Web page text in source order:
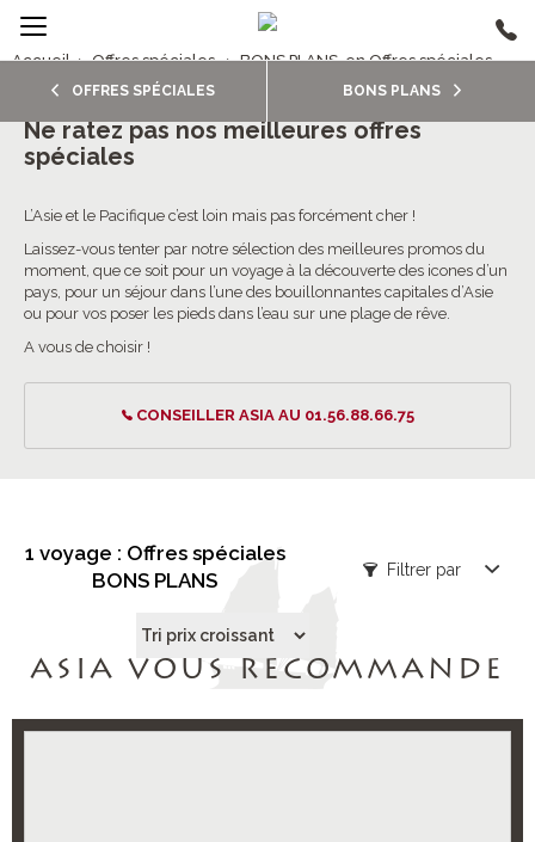
Accueil› Offres spéciales› BONS PLANS, en Offres spéciales
BONS PLANS, en Offres spéciales
Ne ratez pas nos meilleures offres
spéciales
L’Asie et le Pacifique c’est loin mais pas forcément cher !
Laissez-vous tenter par notre sélection des meilleures promos du
moment, que ce soit pour un voyage à la découverte des icones d’un
pays, pour un séjour dans l’une des bouillonnantes capitales d’Asie
ou pour vos poser les pieds dans l’eau sur une plage de rêve.
A vous de choisir !
CONSEILLER ASIA AU 01.56.88.66.75
OFFRES SPÉCIALES BONS PLANS
1 voyage : Offres spéciales
BONS PLANS
Filtrer par
ASIA VOUS RECOMMANDE